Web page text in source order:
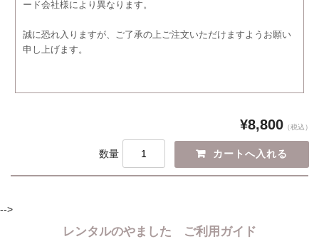
ード会社様により異なります。
誠に恐れ入りますが、ご了承の上ご注文いただけますようお願い
申し上げます。
¥8,800 （税込）
数量
-->
レンタルのやました ご利用ガイド